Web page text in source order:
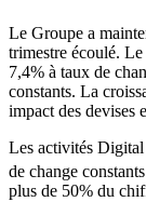
Le Groupe a
trimestre écoulé.
7,4% à taux de
constants. La
impact des devises
Les activités
de change
plus de 50% du